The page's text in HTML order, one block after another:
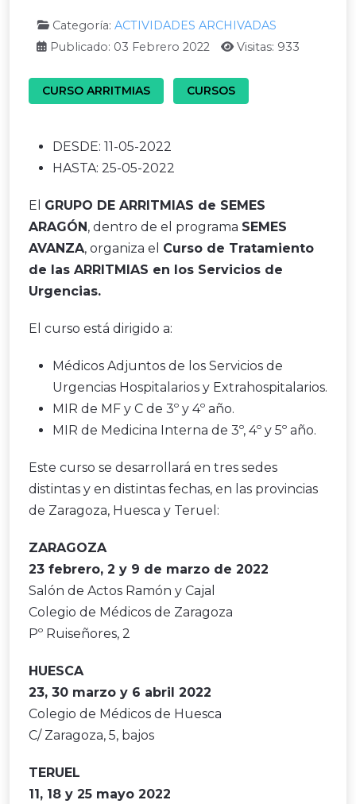
Categoría: ACTIVIDADES ARCHIVADAS
Publicado: 03 Febrero 2022
Visitas: 933
CURSO ARRITMIAS CURSOS
DESDE: 11-05-2022
HASTA: 25-05-2022
El GRUPO DE ARRITMIAS de SEMES
ARAGÓN, dentro de el programa SEMES
AVANZA, organiza el Curso de Tratamiento
de las ARRITMIAS en los Servicios de
Urgencias.
El curso está dirigido a:
Médicos Adjuntos de los Servicios de
Urgencias Hospitalarios y Extrahospitalarios.
MIR de MF y C de 3º y 4º año.
MIR de Medicina Interna de 3º, 4º y 5º año.
Este curso se desarrollará en tres sedes
distintas y en distintas fechas, en las provincias
de Zaragoza, Huesca y Teruel:
ZARAGOZA
23 febrero, 2 y 9 de marzo de 2022
Salón de Actos Ramón y Cajal
Colegio de Médicos de Zaragoza
Pº Ruiseñores, 2
HUESCA
23, 30 marzo y 6 abril 2022
Colegio de Médicos de Huesca
C/ Zaragoza, 5, bajos
TERUEL
11, 18 y 25 mayo 2022